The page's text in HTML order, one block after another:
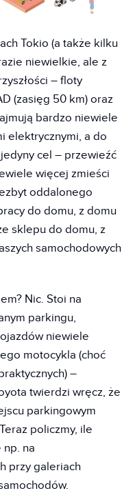
Tokio (a także kilku
niewielkie, ale z
– floty
(zasięg 50 km) oraz
bardzo niewiele
elektrycznymi, a do
cel – przewieźć
więcej zmieści
oddalonego
do domu, z domu
sklepu do domu, z
samochodowych
Nic. Stoi na
parkingu,
niewiele
motocykla (choć
–
twierdzi wręcz, że
parkingowym
policzmy, ile
np. na
przy galeriach